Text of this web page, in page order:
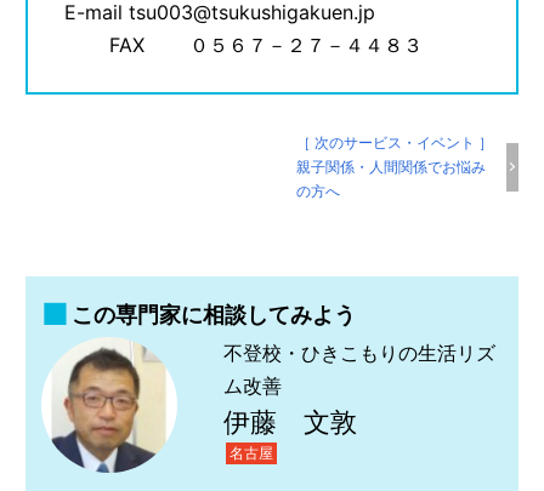
E-mail tsu003@tsukushigakuen.jp
FAX ０５６７－２７－４４８３
［ 次のサービス・イベント ］
親子関係・人間関係でお悩み
の方へ
この専門家に相談してみよう
不登校・ひきこもりの生活リズ
ム改善
伊藤 文敦
名古屋